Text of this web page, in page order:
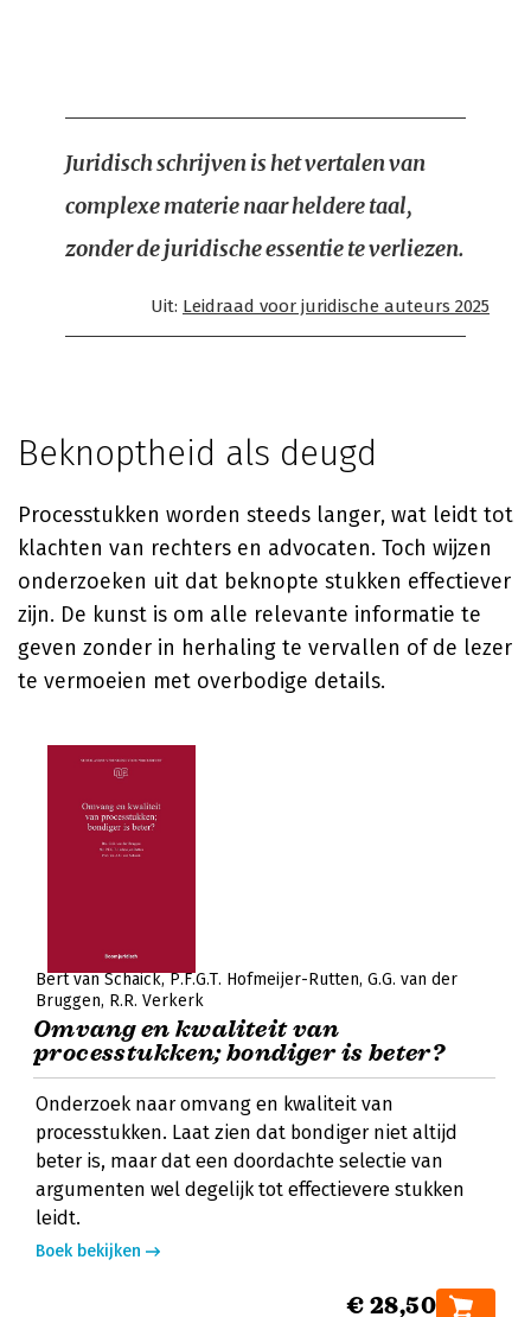
Juridisch schrijven is het vertalen van
complexe materie naar heldere taal,
zonder de juridische essentie te verliezen.
Uit: Leidraad voor juridische auteurs 2025
Beknoptheid als deugd
Processtukken worden steeds langer, wat leidt tot
klachten van rechters en advocaten. Toch wijzen
onderzoeken uit dat beknopte stukken effectiever
zijn. De kunst is om alle relevante informatie te
geven zonder in herhaling te vervallen of de lezer
te vermoeien met overbodige details.
Bert van Schaick P.F.G.T. Hofmeijer-Rutten G.G. van der
Bruggen R.R. Verkerk
Omvang en kwaliteit van
processtukken; bondiger is beter?
Onderzoek naar omvang en kwaliteit van
processtukken. Laat zien dat bondiger niet altijd
beter is, maar dat een doordachte selectie van
argumenten wel degelijk tot effectievere stukken
leidt.
Boek bekijken
€ 28,50